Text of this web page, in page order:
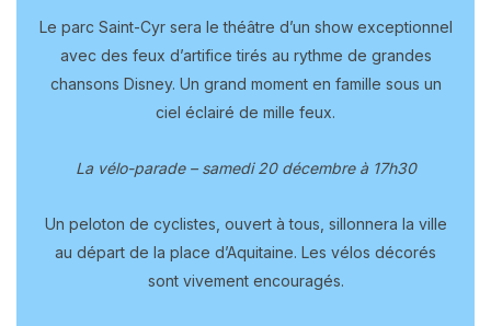
Le parc Saint-Cyr sera le théâtre d’un show exceptionnel
avec des feux d’artifice tirés au rythme de grandes
chansons Disney. Un grand moment en famille sous un
ciel éclairé de mille feux.
La vélo-parade – samedi 20 décembre à 17h30
Un peloton de cyclistes, ouvert à tous, sillonnera la ville
au départ de la place d’Aquitaine. Les vélos décorés
sont vivement encouragés.